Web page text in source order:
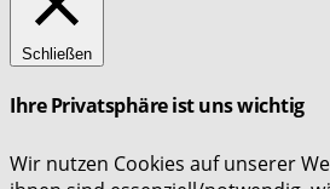
Schließen
Ihre Privatsphäre ist uns wichtig
Wir nutzen Cookies auf unserer